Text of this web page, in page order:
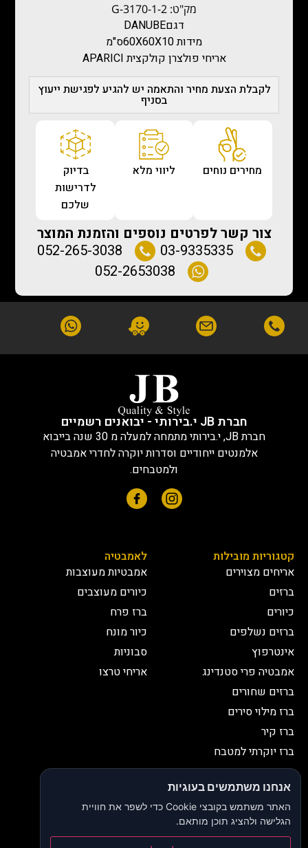
מק"ט: G-3170-1-2
דגםDANUBE
מידות 60X60X10ס"מ
אריחי פולצרן קולקצית APARICI
לקבלת הצעת מחיר והתאמה יש להגיע לפגישת ייעוץ
בסניף
מחירים נוחים ליווי מלא
בדיוק
לדרישות
שלכם
צור קשר לפרטים נוספים והזמנת המוצר
03-9335335
052-265-3038
052-2653038
חברת JB י.בירותי - יבואנים רשמיים
חברת JB, י.בירותי מתמחה למעלה מ 30 שנה בייבוא
אלמנטים ייחודיים וסדרות יוקרה לחדרי אמבטיה
ולמטבחים.
קטגוריות מובילות
אריחים מצוירים
ברזים
כיורים
ברזים נשלפים
אינטרפוץ
אמבטיה פרי סטנדינג
ברזים שחורים
ברז מילוי סירים
ברז קיר
ברז יוקרתי למטבח
לאמבטיה
אמבטיות מעוצבות
כיורים מעוצבים
ברז פרח
כיור מונח
סבוניות
אריחי טרצו
יצירת קשר
03-9335335
052-2653038
sbeiruty@gmail.com
אולם תצוגה:דרך האורנים 23, רינתיה
אנחנו משתמשים בעוגיות
האתר משתמש בקובצי Cookie כדי לשפר את חוויית
הגלישה ולהציג תוכן מותאם.